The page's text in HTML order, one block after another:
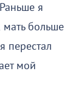
я
больше
перестал
мой